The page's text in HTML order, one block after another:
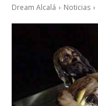
Dream Alcalá Noticias